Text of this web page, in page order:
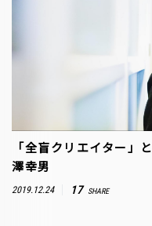
「全盲クリエイター」
澤幸男
2019.12.24 17 SHARE